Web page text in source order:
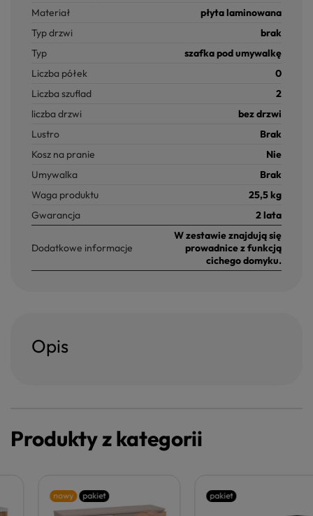
Materiał
płyta laminowana
Typ drzwi
brak
Typ
szafka pod umywalkę
Liczba półek
0
Liczba szuflad
2
liczba drzwi
bez drzwi
Lustro
Brak
Kosz na pranie
Nie
Umywalka
Brak
Waga produktu
25,5 kg
Gwarancja
2 lata
Dodatkowe informacje
W zestawie znajdują się
prowadnice z funkcją
cichego domyku.
Opis
Produkty z kategorii
pakiet